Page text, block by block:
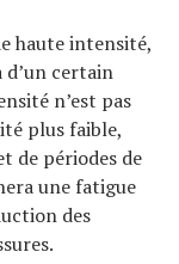
haute intensité,
d’un certain
n’est pas
plus faible,
de périodes de
une fatigue
des